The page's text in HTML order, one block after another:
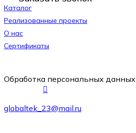
Каталог
Реализованные проекты
О нас
Сертификаты
Обработка персональных данных
globaltek_23@mail.ru